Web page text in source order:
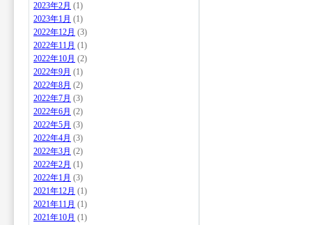
2023年2月 (1)
2023年1月 (1)
2022年12月 (3)
2022年11月 (1)
2022年10月 (2)
2022年9月 (1)
2022年8月 (2)
2022年7月 (3)
2022年6月 (2)
2022年5月 (3)
2022年4月 (3)
2022年3月 (2)
2022年2月 (1)
2022年1月 (3)
2021年12月 (1)
2021年11月 (1)
2021年10月 (1)